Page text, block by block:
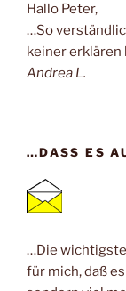
Hallo Peter,
…So
keiner erklären
Andrea L.
…DASS ES
…Die wichtigste
für mich, daß